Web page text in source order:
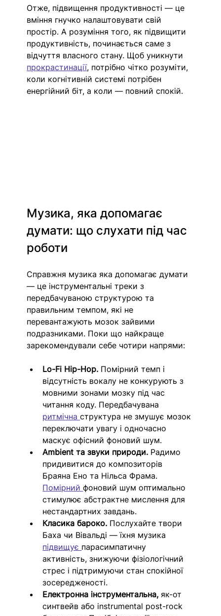
Отже, підвищення продуктивності — це
вміння гнучко налаштовувати свій
простір. А розуміння того, як підвищити
продуктивність, починається саме з
відчуття власного стану. Щоб уникнути
прокрастинації, потрібно чітко розуміти,
коли когнітивній системі потрібен
енергійний біт, а коли — повний спокій.
Музика, яка допомагає
думати: що слухати під час
роботи
Справжня музика яка допомагає думати
— це інструментальні треки з
передбачуваною структурою та
правильним темпом, які не
перевантажують мозок зайвими
подразниками. Поки що найкраще
зарекомендували себе чотири напрями:
Lo-Fi Hip-Hop. Помірний темп і
відсутність вокалу не конкурують з
мовними зонами мозку під час
читання коду. Передбачувана
ритмічна структура не змушує мозок
переключати увагу і одночасно
маскує офісний фоновий шум.
Ambient та звуки природи. Радимо
придивитися до композиторів
Браяна Ено та Нільса Фрама.
Помірний фоновий шум оптимально
стимулює абстрактне мислення для
нестандартних завдань.
Класика бароко. Послухайте твори
Баха чи Вівальді — їхня музика
підвищує парасимпатичну
активність, знижуючи фізіологічний
стрес і підтримуючи стан спокійної
зосередженості.
Електронна інструментальна, як-от
синтвейв або instrumental post-rock